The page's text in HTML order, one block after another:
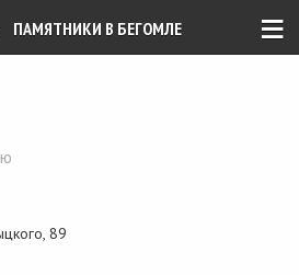
≡
ПАМЯТНИКИ В БЕГОМЛЕ
89